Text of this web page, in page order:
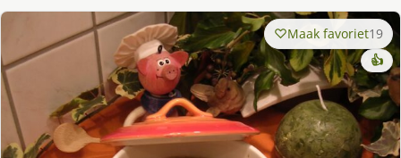
Maak favoriet19
👍